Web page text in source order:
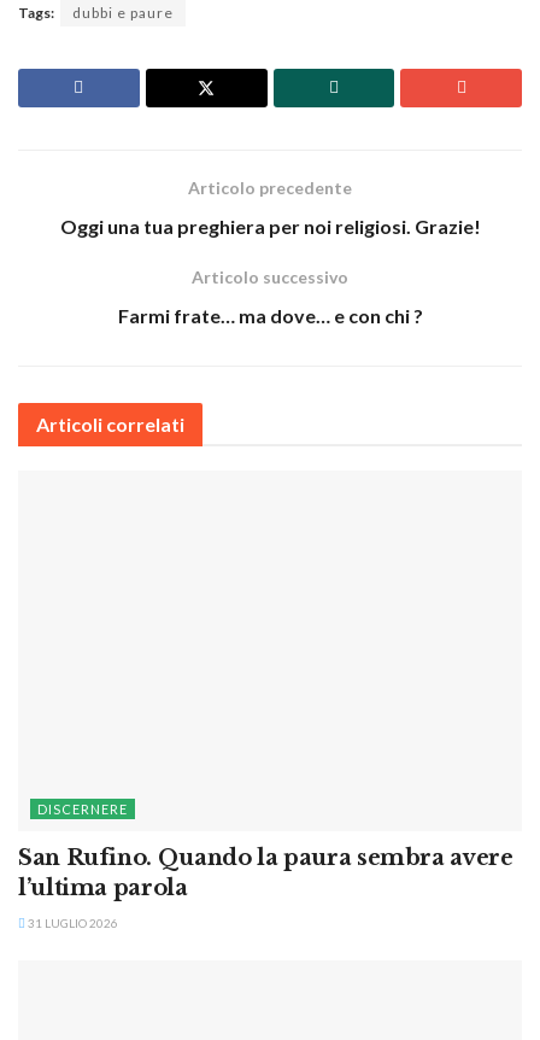
Tags: dubbi e paure
Articolo precedente
Oggi una tua preghiera per noi religiosi. Grazie!
Articolo successivo
Farmi frate… ma dove… e con chi ?
Articoli correlati
DISCERNERE
San Rufino. Quando la paura sembra avere
l’ultima parola
31 LUGLIO 2026